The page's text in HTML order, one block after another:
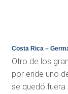
Costa Rica –
Otro de los
por ende uno
se quedó fuera